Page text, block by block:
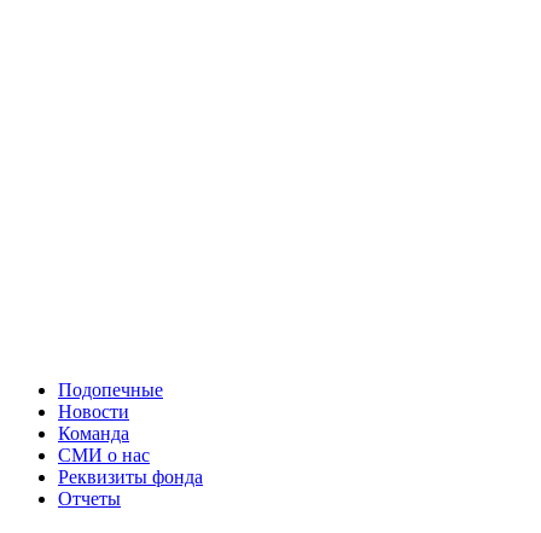
Подопечные
Новости
Команда
СМИ о нас
Реквизиты фонда
Отчеты